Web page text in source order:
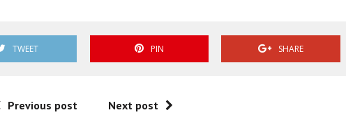
TWEET PIN SHARE
Previous post Next post